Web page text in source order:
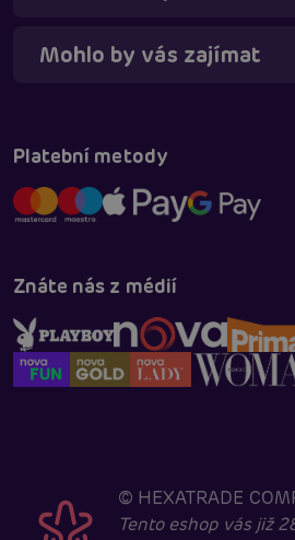
Mohlo by vás zajímat
Platební metody
Znáte nás z médií
© HEXATRADE
Tento eshop vás již
Táňa - virtuální asistentka